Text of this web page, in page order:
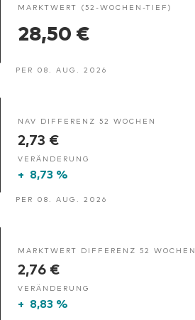
MARKTWERT (52-WOCHEN-TIEF)
28,50 €
PER 08. AUG. 2026
NAV DIFFERENZ 52 WOCHEN
2,73 €
VERÄNDERUNG
+ 8,73 %
PER 08. AUG. 2026
MARKTWERT DIFFERENZ 52 WOCHEN
2,76 €
VERÄNDERUNG
+ 8,83 %